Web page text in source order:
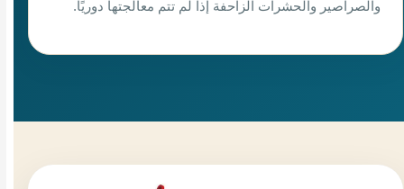
والصراصير والحشرات الزاحفة إذا لم تتم معالجتها دوريًا.